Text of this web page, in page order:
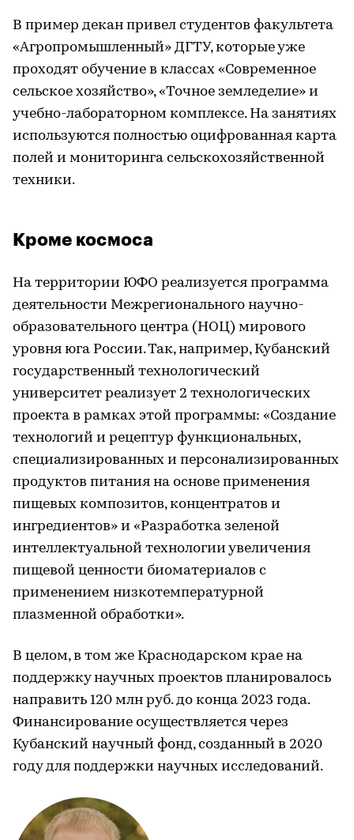
В пример декан привел студентов факультета
«Агропромышленный» ДГТУ, которые уже
проходят обучение в классах «Современное
сельское хозяйство», «Точное земледелие» и
учебно-лабораторном комплексе. На занятиях
используются полностью оцифрованная карта
полей и мониторинга сельскохозяйственной
техники.
Кроме космоса
На территории ЮФО реализуется программа
деятельности Межрегионального научно-
образовательного центра (НОЦ) мирового
уровня юга России. Так, например, Кубанский
государственный технологический
университет реализует 2 технологических
проекта в рамках этой программы: «Создание
технологий и рецептур функциональных,
специализированных и персонализированных
продуктов питания на основе применения
пищевых композитов, концентратов и
ингредиентов» и «Разработка зеленой
интеллектуальной технологии увеличения
пищевой ценности биоматериалов с
применением низкотемпературной
плазменной обработки».
В целом, в том же Краснодарском крае на
поддержку научных проектов планировалось
направить 120 млн руб. до конца 2023 года.
Финансирование осуществляется через
Кубанский научный фонд, созданный в 2020
году для поддержки научных исследований.